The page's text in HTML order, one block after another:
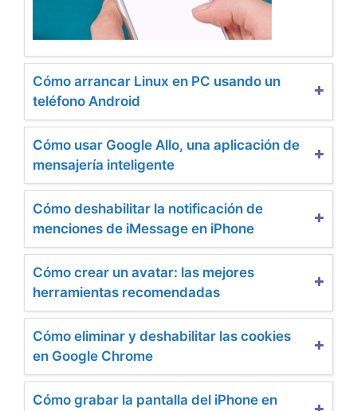
Cómo arrancar Linux en PC usando un
teléfono Android
Cómo usar Google Allo, una aplicación de
mensajería inteligente
Cómo deshabilitar la notificación de
menciones de iMessage en iPhone
Cómo crear un avatar: las mejores
herramientas recomendadas
Cómo eliminar y deshabilitar las cookies
en Google Chrome
Cómo grabar la pantalla del iPhone en